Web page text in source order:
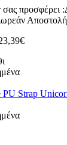
προσφέρει
Αποστολή